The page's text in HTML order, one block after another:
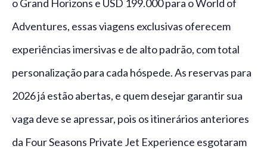
o Grand Horizons e USD 199.000 para o World of
Adventures, essas viagens exclusivas oferecem
experiências imersivas e de alto padrão, com total
personalização para cada hóspede. As reservas para
2026 já estão abertas, e quem desejar garantir sua
vaga deve se apressar, pois os itinerários anteriores
da Four Seasons Private Jet Experience esgotaram